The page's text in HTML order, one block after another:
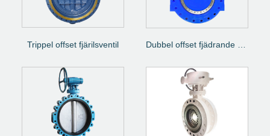
Trippel offset fjärilsventil